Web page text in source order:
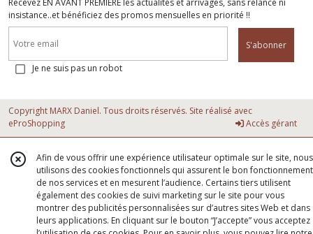
Recevez EN AVANT PREMIÈRE les actualités et arrivages, sans relance ni
insistance..et bénéficiez des promos mensuelles en priorité !!
S'abonner
Je ne suis pas un robot
Copyright MARX Daniel. Tous droits réservés. Site réalisé avec
eProShopping
Accès gérant
Afin de vous offrir une expérience utilisateur optimale sur le site, nous
utilisons des cookies fonctionnels qui assurent le bon fonctionnement
de nos services et en mesurent l’audience. Certains tiers utilisent
également des cookies de suivi marketing sur le site pour vous
montrer des publicités personnalisées sur d’autres sites Web et dans
leurs applications. En cliquant sur le bouton “J’accepte” vous acceptez